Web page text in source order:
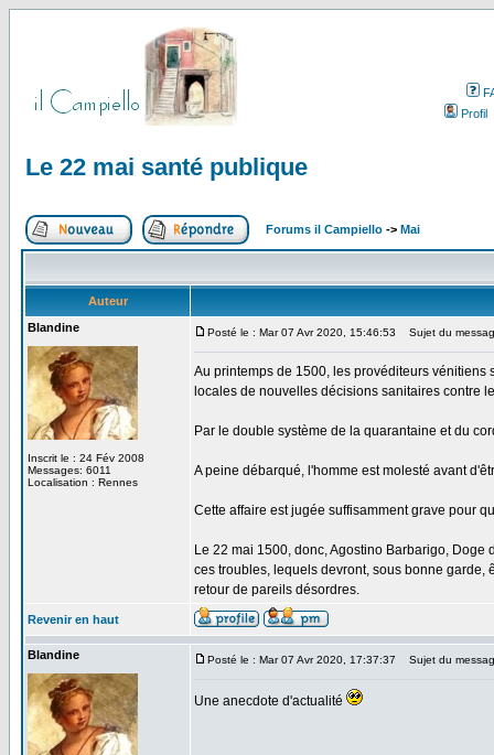
Profil
Le 22 mai santé publique
Forums il Campiello -> Mai
Auteur
Blandine
Inscrit le : 24 Fév 2008
Messages: 6011
Localisation : Rennes
Posté le : Mar 07 Avr 2020, 15:46:53 Sujet du
Au printemps de 1500, les provéditeurs
locales de nouvelles décisions sanitaires contre
Par le double système de la quarantaine et du
A peine débarqué, l'homme est molesté avant
Cette affaire est jugée suffisamment grave pour
Le 22 mai 1500, donc, Agostino Barbarigo,
ces troubles, lequels devront, sous bonne garde,
retour de pareils désordres.
Revenir en haut
Blandine Posté le : Mar 07 Avr 2020, 17:37:37 Sujet du
Une anecdote d'actualité